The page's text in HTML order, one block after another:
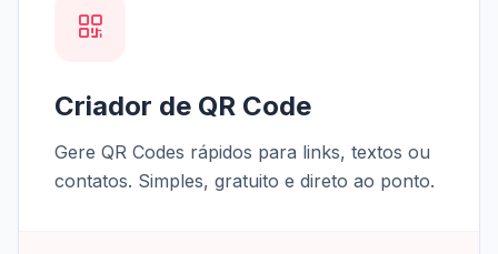
Criador de QR Code
Gere QR Codes rápidos para links, textos ou
contatos. Simples, gratuito e direto ao ponto.